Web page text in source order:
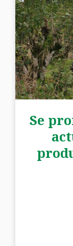
Se